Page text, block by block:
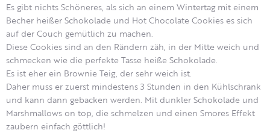
Es gibt nichts Schöneres, als sich an einem Wintertag mit einem
Becher heißer Schokolade und Hot Chocolate Cookies es sich
auf der Couch gemütlich zu machen.
Diese Cookies sind an den Rändern zäh, in der Mitte weich und
schmecken wie die perfekte Tasse heiße Schokolade.
Es ist eher ein Brownie Teig, der sehr weich ist.
Daher muss er zuerst mindestens 3 Stunden in den Kühlschrank
und kann dann gebacken werden. Mit dunkler Schokolade und
Marshmallows on top, die schmelzen und einen Smores Effekt
zaubern einfach göttlich!